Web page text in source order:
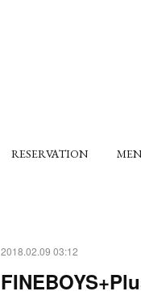
RESERVATION
2018.02.09 03:12